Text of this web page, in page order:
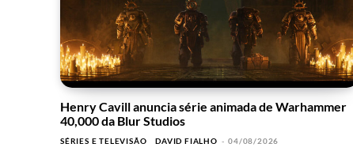
Henry Cavill anuncia série animada de Warhammer
40,000 da Blur Studios
SÉRIES E TELEVISÃO DAVID FIALHO - 04/08/2026